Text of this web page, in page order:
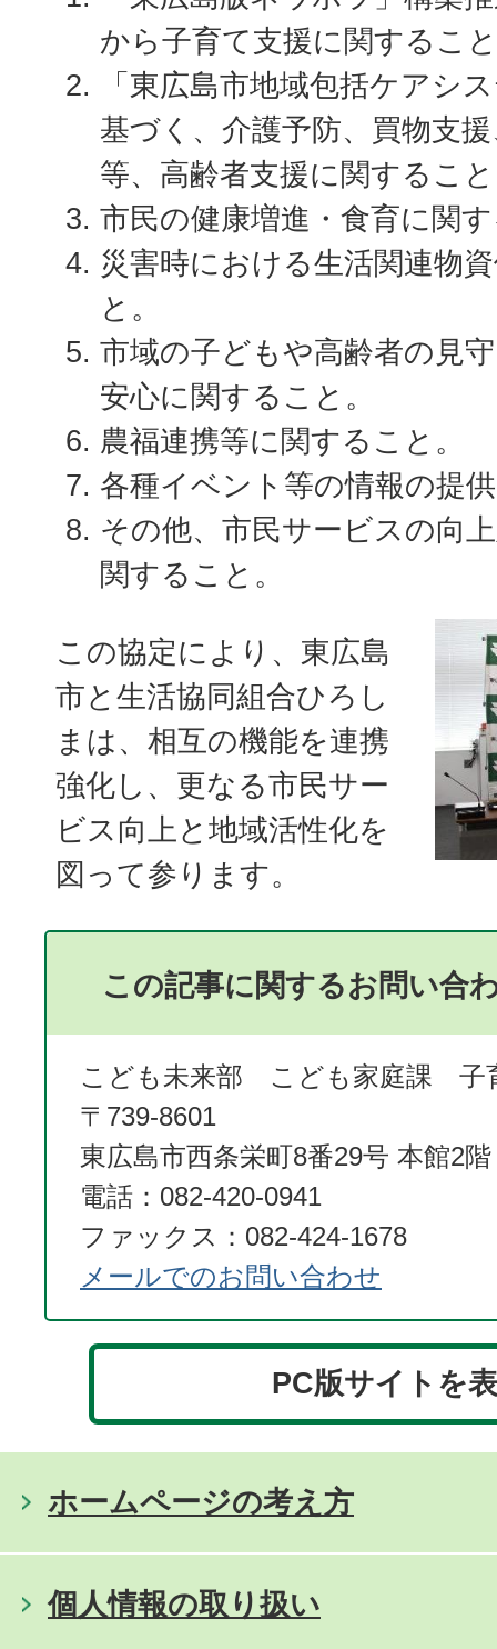
から子育て支援に関するこ
「東広島市地域包括ケアシ
基づく、介護予防、買物支
等、高齢者支援に関するこ
市民の健康増進・食育に関
災害時における生活関連物
と。
市域の子どもや高齢者の見
安心に関すること。
農福連携等に関すること。
各種イベント等の情報の提
その他、市民サービスの向
関すること。
この協定により、東広島
市と生活協同組合ひろし
まは、相互の機能を連携
強化し、更なる市民サー
ビス向上と地域活性化を
図って参ります。
この記事に関するお問い合
こども未来部 こども家庭課 子
〒739-8601
東広島市西条栄町8番29号 本館2階
電話：082-420-0941
ファックス：082-424-1678
メールでのお問い合わせ
PC版サイトを
ホームページの考え方
個人情報の取り扱い